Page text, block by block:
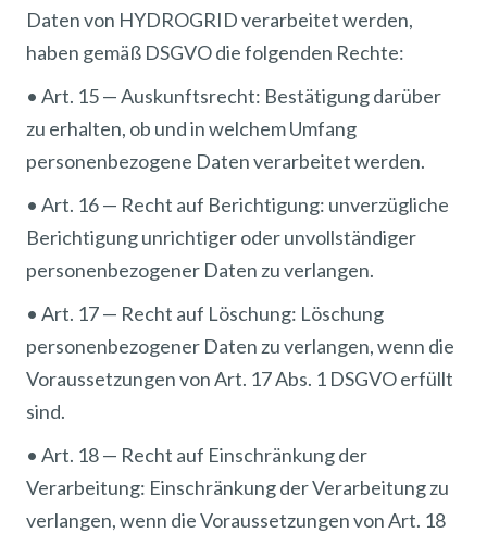
Daten von HYDROGRID verarbeitet werden,
haben gemäß DSGVO die folgenden Rechte:
• Art. 15 — Auskunftsrecht: Bestätigung darüber
zu erhalten, ob und in welchem Umfang
personenbezogene Daten verarbeitet werden.
• Art. 16 — Recht auf Berichtigung: unverzügliche
Berichtigung unrichtiger oder unvollständiger
personenbezogener Daten zu verlangen.
• Art. 17 — Recht auf Löschung: Löschung
personenbezogener Daten zu verlangen, wenn die
Voraussetzungen von Art. 17 Abs. 1 DSGVO erfüllt
sind.
• Art. 18 — Recht auf Einschränkung der
Verarbeitung: Einschränkung der Verarbeitung zu
verlangen, wenn die Voraussetzungen von Art. 18